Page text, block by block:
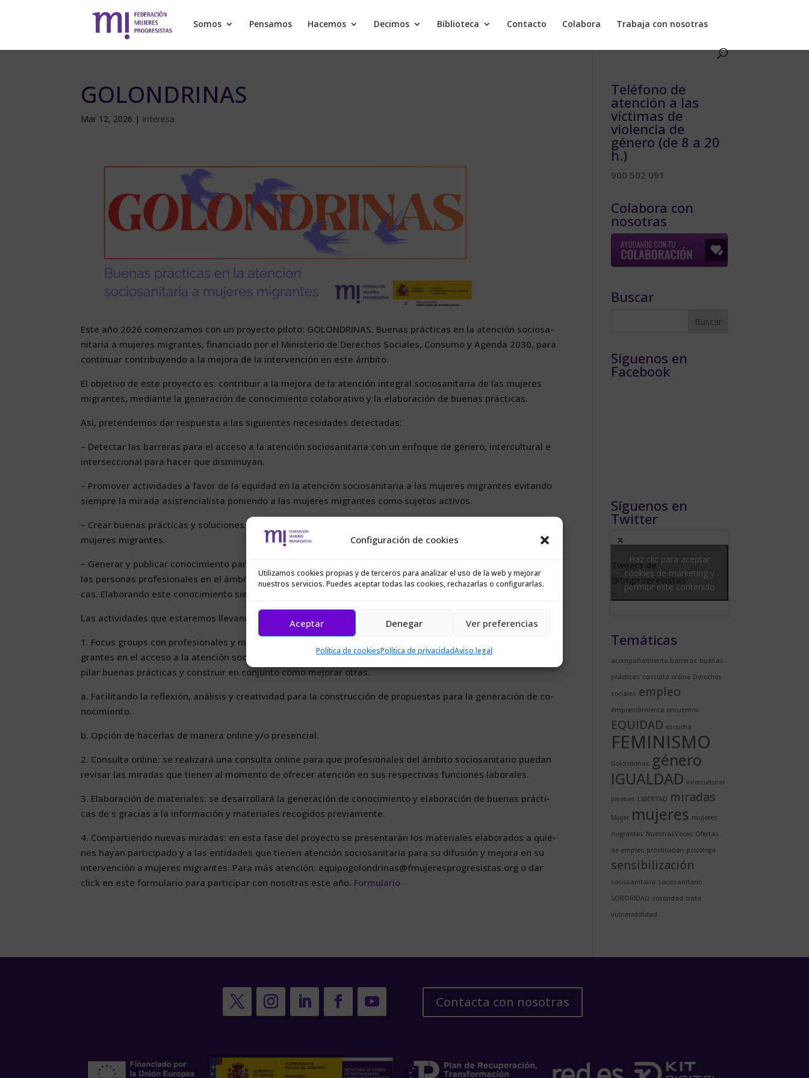
Configuración de cookies
Utilizamos cookies propias y de terceros para analizar el uso de la web y mejorar
nuestros servicios. Puedes aceptar todas las cookies, rechazarlas o configurarlas.
Aceptar Denegar Ver preferencias
Política de cookiesPolítica de privacidadAviso legal
Somos Pensamos Hacemos Decimos Biblioteca Contacto Colabora Trabaja con nosotras
GOLONDRINAS
Mar 12, 2026 | Interesa
Es­te año 2026 co­men­za­mos con un pro­yec­to pi­lo­to: GO­LON­DRI­NAS. Bue­nas prác­ti­cas en la aten­ción so­cio­sa­
ni­ta­ria a mu­je­res mi­gran­tes, fi­nan­cia­do por el Mi­nis­te­rio de De­re­chos So­cia­les, Con­su­mo y Agen­da 2030, pa­ra
con­ti­nuar con­tri­bu­yen­do a la me­jo­ra de la in­ter­ven­ción en es­te ám­bi­to.
El ob­je­ti­vo de es­te pro­yec­to es: con­tri­buir a la me­jo­ra de la aten­ción in­te­gral so­cio­sa­ni­ta­ria de las mu­je­res
mi­gran­tes, me­dian­te la ge­ne­ra­ción de co­no­ci­mien­to co­la­bo­ra­ti­vo y la ela­bo­ra­ción de bue­nas prác­ti­cas.
Así, pre­ten­de­mos dar res­pues­ta a las si­guien­tes ne­ce­si­da­des de­tec­ta­das:
– De­tec­tar las ba­rre­ras pa­ra el ac­ce­so a la aten­ción so­cio­sa­ni­ta­ria con un en­fo­que de gé­ne­ro, in­ter­cul­tu­ral e
in­ter­sec­cio­nal pa­ra ha­cer que dis­mi­nu­yan.
– Pro­mo­ver ac­ti­vi­da­des a fa­vor de la equi­dad en la aten­ción so­cio­sa­ni­ta­ria a las mu­je­res mi­gran­tes evi­tan­do
siem­pre la mi­ra­da asis­ten­cia­lis­ta po­nien­do a las mu­je­res mi­gran­tes co­mo su­je­tos ac­ti­vos.
– Crear bue­nas prác­ti­cas y so­lu­cio­nes in­no­va­do­ras con una mi­ra­da de sen­si­bi­li­za­ción tra­ba­jan­do a la par con
mu­je­res mi­gran­tes.
– Ge­ne­rar y pu­bli­car co­no­ci­mien­to pa­ra desa­rro­llar o in­clu­so me­jo­rar los pro­to­co­los de ac­tua­ción que tie­nen
las per­so­nas pro­fe­sio­na­les en el ám­bi­to so­cio­sa­ni­ta­rio a la po­bla­ción mi­gran­te por me­dio de bue­nas prác­ti­
cas. Ela­bo­ran­do es­te co­no­ci­mien­to siem­pre con la mi­ra­da in­ter­cul­tu­ral.
Las ac­ti­vi­da­des que es­ta­re­mos lle­van­do a ca­bo es­te año se­rían las si­guien­tes:
1. Fo­cus groups con pro­fe­sio­na­les y mu­je­res mi­gran­tes: re­co­pi­lar in­for­ma­ción y ex­pe­rien­cias de mu­je­res mi­
gran­tes en el ac­ce­so a la aten­ción so­cio­sa­ni­ta­ria. Asi­mis­mo, con el acom­pa­ña­mien­to de pro­fe­sio­na­les, re­co­
pi­lar bue­nas prác­ti­cas y cons­truir en con­jun­to có­mo me­jo­rar otras.
a. Fa­ci­li­tan­do la re­fle­xión, aná­li­sis y crea­ti­vi­dad pa­ra la cons­truc­ción de pro­pues­tas pa­ra la ge­ne­ra­ción de co­
no­ci­mien­to.
b. Op­ción de ha­cer­las de ma­ne­ra on­li­ne y/o pre­sen­cial.
2. Con­sul­ta on­li­ne: se rea­li­za­rá una con­sul­ta on­li­ne pa­ra que pro­fe­sio­na­les del ám­bi­to so­cio­sa­ni­ta­rio pue­dan
re­vi­sar las mi­ra­das que tie­nen al mo­men­to de ofre­cer aten­ción en sus res­pec­ti­vas fun­cio­nes la­bo­ra­les.
3. Ela­bo­ra­ción de ma­te­ria­les: se desa­rro­lla­rá la ge­ne­ra­ción de co­no­ci­mien­to y ela­bo­ra­ción de bue­nas prác­ti­
cas de s gra­cias a la in­for­ma­ción y ma­te­ria­les re­co­gi­dos pre­via­men­te.
4. Com­par­tien­do nue­vas mi­ra­das: en es­ta fa­se del pro­yec­to se pre­sen­ta­rán los ma­te­ria­les ela­bo­ra­dos a quie­
nes ha­yan par­ti­ci­pa­do y a las en­ti­da­des que tie­nen aten­ción so­cio­sa­ni­ta­ria pa­ra su di­fu­sión y me­jo­ra en su
in­ter­ven­ción a mu­je­res mi­gran­tes. Pa­ra más aten­ción: equi­po­go­lon­dri­nas@​fmu​jere​spro​gres​ista​s.​org o dar
cli­ck en es­te for­mu­la­rio pa­ra par­ti­ci­par con no­so­tras es­te año. For­mu­la­rio
Teléfono de
atención a las
víctimas de
violencia de
género (de 8 a 20
h.)
900 502 091
Colabora con
nosotras
Buscar
Síguenos en
Facebook
Síguenos en
Twitter
Tweets de
@fmprogresistas
Haz clic para aceptar
cookies de marketing y
permitir este contenido
Temáticas
acompañamiento barreras buenas
prácticas consulta online Derechos
sociales empleo
emprendimiento encuentro
EQUIDAD escucha
FEMINISMO
Golondrinas género
IGUALDAD intercultural
jovenes LIBERTAD miradas
Mujer mujeres mujeres
migrantes NuestrasVoces Ofertas
de empleo prostitución psicóloga
sensibilización
sociosanitaria sociosanitario
SORORIDAD sosoridad trata
vulnerabilidad
Contacta con nosotras